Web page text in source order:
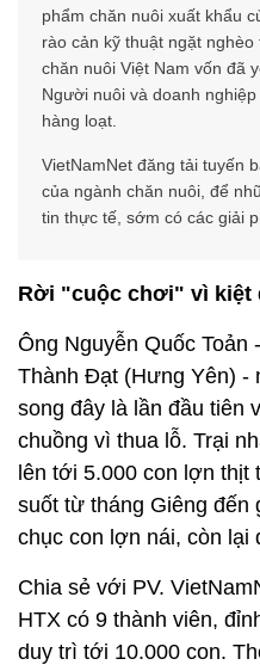
phẩm chăn nuôi xuất khẩu
rào cản kỹ thuật ngặt
chăn nuôi Việt Nam vốn đã
Người nuôi và doanh
hàng loạt.
VietNamNet đăng tải tuyến
của ngành chăn nuôi, để
tin thực tế, sớm có các giải
Rời "cuộc chơi" vì kiệt
Ông Nguyễn Quốc Toản
Thành Đạt (Hưng Yên) -
song đây là lần đầu tiên
chuồng vì thua lỗ. Trại
lên tới 5.000 con lợn
suốt từ tháng Giêng đến
chục con lợn nái, còn lại
Chia sẻ với PV.
HTX có 9 thành viên,
duy trì tới 10.000 con.